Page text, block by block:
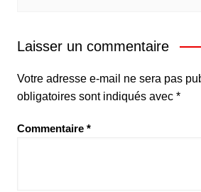
Laisser un commentaire
Votre adresse e-mail ne sera pas
obligatoires sont indiqués avec *
Commentaire *